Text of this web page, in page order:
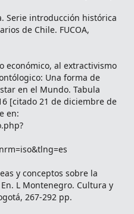
Serie introducción histórica
de Chile. FUCOA,
económico, al extractivismo
Una forma de
en el Mundo. Tabula
[citado 21 de diciembre de
en:
y conceptos sobre la
L Montenegro. Cultura y
267-292 pp.